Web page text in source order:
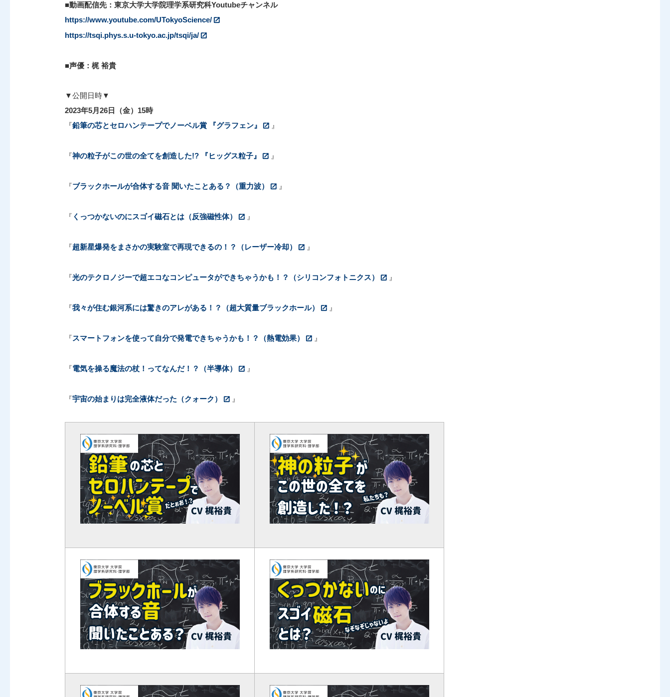
■動画配信先：東京大学大学院理学系研究科Youtubeチャンネル
https://www.youtube.com/UTokyoScience/
https://tsqi.phys.s.u-tokyo.ac.jp/tsqi/ja/
■声優：梶 裕貴
▼公開日時▼
2023年5月26日（金）15時
『鉛筆の芯とセロハンテープでノーベル賞 『グラフェン』 』
『神の粒子がこの世の全てを創造した!? 『ヒッグス粒子』 』
『ブラックホールが合体する音 聞いたことある？（重力波） 』
『 くっつかないのにスゴイ磁石とは（反強磁性体） 』
『超新星爆発をまさかの実験室で再現できるの！？（レーザー冷却） 』
『光のテクロノジーで超エコなコンピュータができちゃうかも！？（シリコンフォトニクス） 』
『我々が住む銀河系には驚きのアレがある！？（超大質量ブラックホール） 』
『スマートフォンを使って自分で発電できちゃうかも！？（熱電効果） 』
『電気を操る魔法の杖！ってなんだ！？（半導体） 』
『宇宙の始まりは完全液体だった（クォーク） 』